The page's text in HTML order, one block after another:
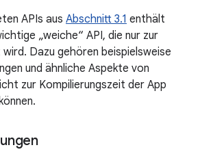
APIs aus Abschnitt 3.1 enthält
„weiche“ API, die nur zur
Dazu gehören beispielsweise
und ähnliche Aspekte von
zur Kompilierungszeit der App